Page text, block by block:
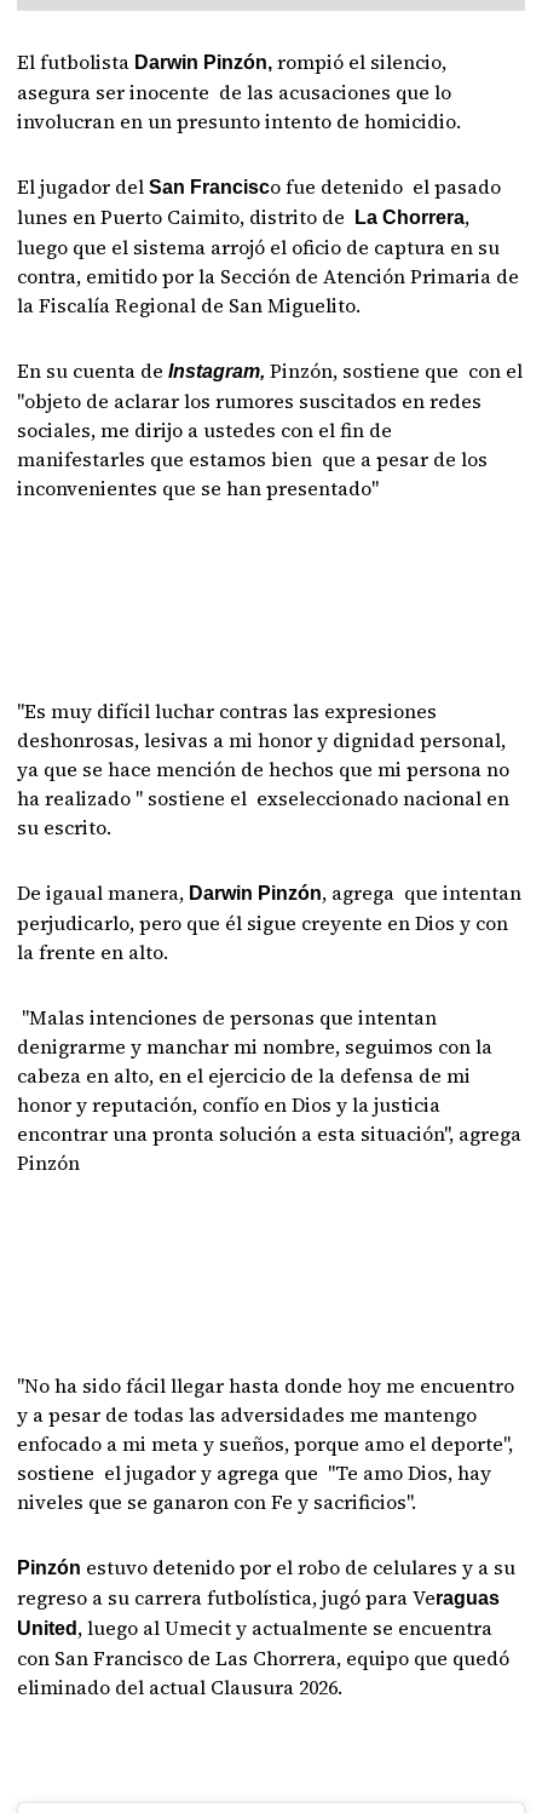
El futbolista Darwin Pinzón, rompió el silencio,
asegura ser inocente de las acusaciones que lo
involucran en un presunto intento de homicidio.
El jugador del San Francisco fue detenido el pasado
lunes en Puerto Caimito, distrito de
La Chorrera,
luego que el sistema arrojó el oficio de captura en su
contra, emitido por la Sección de Atención Primaria de
la Fiscalía Regional de San Miguelito.
En su cuenta de Instagram, Pinzón, sostiene que con el
"objeto de aclarar los rumores suscitados en redes
sociales, me dirijo a ustedes con el fin de
manifestarles que estamos bien que a pesar de los
inconvenientes que se han presentado"
"Es muy difícil luchar contras las expresiones
deshonrosas, lesivas a mi honor y dignidad personal,
ya que se hace mención de hechos que mi persona no
ha realizado " sostiene el exseleccionado nacional en
su escrito.
De igaual manera, Darwin Pinzón, agrega que intentan
perjudicarlo, pero que él sigue creyente en Dios y con
la frente en alto.
"Malas intenciones de personas que intentan
denigrarme y manchar mi nombre, seguimos con la
cabeza en alto, en el ejercicio de la defensa de mi
honor y reputación, confío en Dios y la justicia
encontrar una pronta solución a esta situación", agrega
Pinzón
"No ha sido fácil llegar hasta donde hoy me encuentro
y a pesar de todas las adversidades me mantengo
enfocado a mi meta y sueños, porque amo el deporte",
sostiene el jugador y agrega que "Te amo Dios, hay
niveles que se ganaron con Fe y sacrificios".
Pinzón estuvo detenido por el robo de celulares y a su
regreso a su carrera futbolística, jugó para Veraguas
United , luego al Umecit y actualmente se encuentra
con San Francisco de Las Chorrera, equipo que quedó
eliminado del actual Clausura 2026.